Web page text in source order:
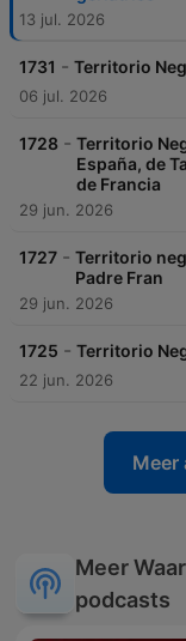
13 jul. 2026
1731 - Territorio
06 jul. 2026
1728 - Territorio
España, de
de Francia
29 jun. 2026
1727 - Territorio
Padre Fran
29 jun. 2026
1725 - Territorio
22 jun. 2026
Meer
Meer
podcasts